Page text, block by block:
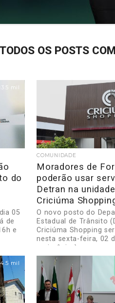
TODOS OS POSTS
mil
do
05
de
e
COMUNIDADE
Moradores de
poderão usar
Detran na
Criciúma
O novo posto do
Estadual de Trânsito
Criciúma Shopping
nesta sexta-feira, 02
cerimônia às...
mil